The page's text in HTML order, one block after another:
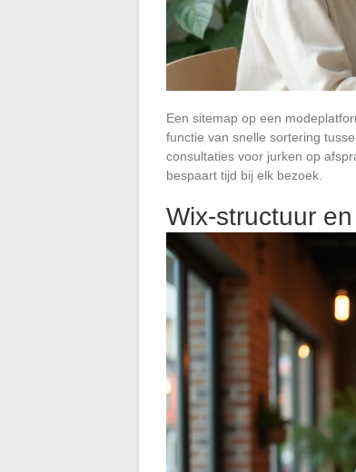
Een sitemap op een
functie van snelle sortering
consultaties voor jurken op
bespaart tijd bij elk bezoek.
Wix-structuur